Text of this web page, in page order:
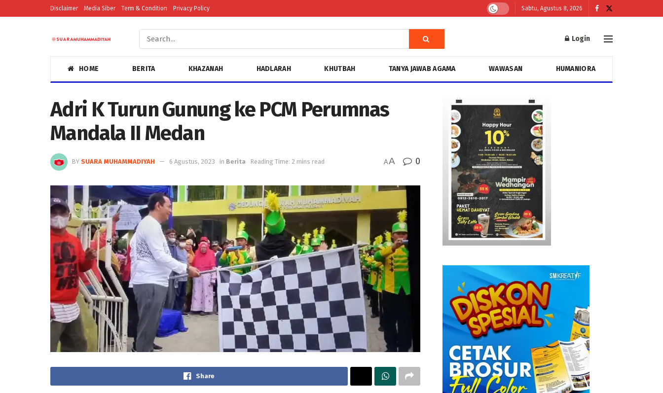
Disclaimer Media Siber Term & Condition Privacy Policy Sabtu, Agustus 8, 2026
Login
HOME BERITA KHAZANAH HADLARAH KHUTBAH TANYA JAWAB AGAMA WAWASAN HUMANIORA
Adri K Turun Gunung ke PCM Perumnas
Mandala II Medan
BY SUARA MUHAMMADIYAH 6 Agustus, 2023 in Berita Reading Time: 2 mins read AA 0
Share